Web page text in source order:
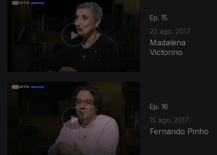
Ep. 15
22 ago. 2017
Madalena
Victorino
Ep. 16
15 ago. 2017
Fernando Pinho